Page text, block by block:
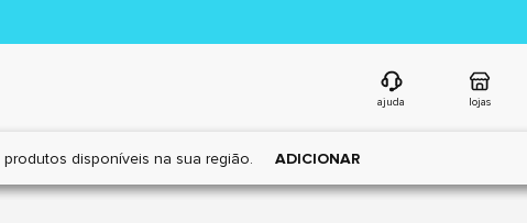
ajuda lojas
produtos disponíveis na sua região. ADICIONAR